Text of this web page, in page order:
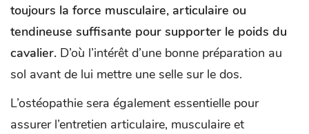
toujours la force musculaire, articulaire ou
tendineuse suffisante pour supporter le poids du
cavalier. D’où l’intérêt d’une bonne préparation au
sol avant de lui mettre une selle sur le dos.
L’ostéopathie sera également essentielle pour
assurer l’entretien articulaire, musculaire et